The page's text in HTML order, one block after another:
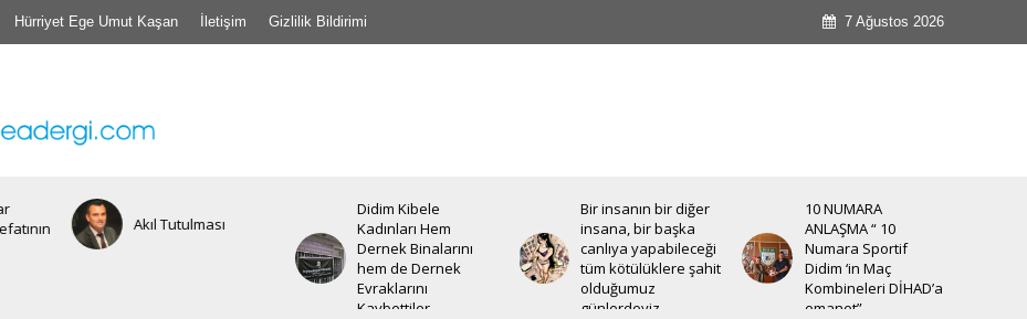
Hürriyet Ege Umut Kaşan İletişim Gizlilik Bildirimi 7 Ağustos 2026
Akıl Tutulması
Didim Kibele
Kadınları Hem
Dernek Binalarını
hem de Dernek
Evraklarını
Kaybettiler.
Bir insanın bir diğer
insana, bir başka
canlıya yapabileceği
tüm kötülüklere şahit
olduğumuz
günlerdeyiz.
10 NUMARA
ANLAŞMA “ 10
Numara Sportif
Didim ‘in Maç
Kombineleri DİHAD’a
emanet”